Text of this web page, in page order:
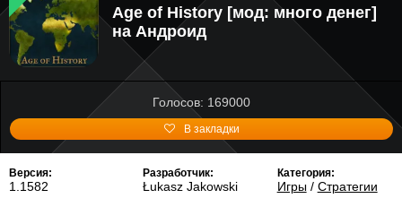
Age of History [мод: много денег]
на Андроид
Голосов: 169000
В закладки
Версия:
1.1582
Разработчик:
Łukasz Jakowski
Категория:
Игры/ Стратегии